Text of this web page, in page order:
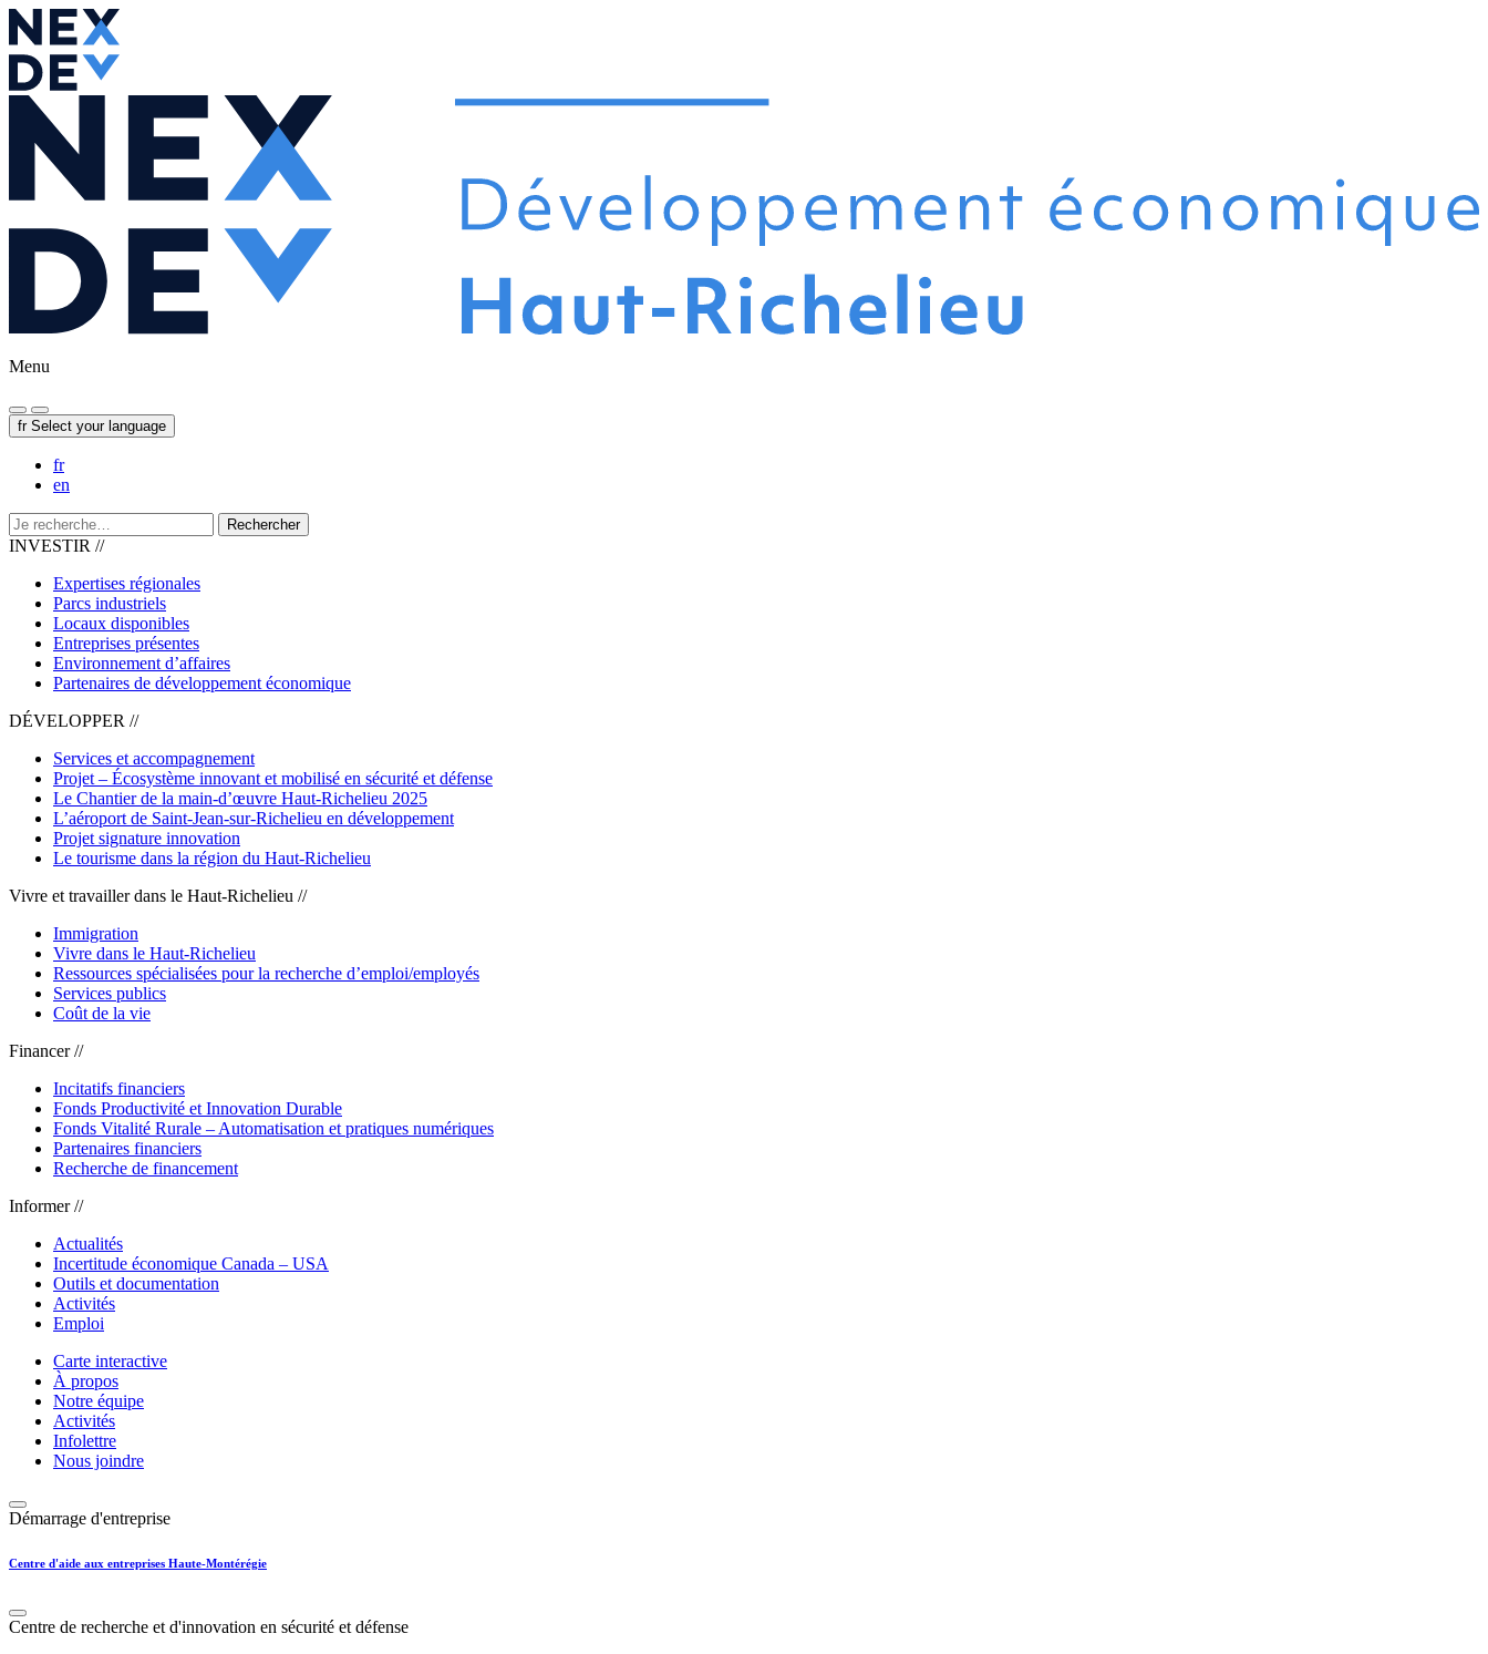
Menu
fr Select your language
fr
en
Rechercher
INVESTIR //
Expertises régionales
Parcs industriels
Locaux disponibles
Entreprises présentes
Environnement d’affaires
Partenaires de développement économique
DÉVELOPPER //
Services et accompagnement
Projet – Écosystème innovant et mobilisé en sécurité et défense
Le Chantier de la main-d’œuvre Haut-Richelieu 2025
L’aéroport de Saint-Jean-sur-Richelieu en développement
Projet signature innovation
Le tourisme dans la région du Haut-Richelieu
Vivre et travailler dans le Haut-Richelieu //
Immigration
Vivre dans le Haut-Richelieu
Ressources spécialisées pour la recherche d’emploi/employés
Services publics
Coût de la vie
Financer //
Incitatifs financiers
Fonds Productivité et Innovation Durable
Fonds Vitalité Rurale – Automatisation et pratiques numériques
Partenaires financiers
Recherche de financement
Informer //
Actualités
Incertitude économique Canada – USA
Outils et documentation
Activités
Emploi
Carte interactive
À propos
Notre équipe
Activités
Infolettre
Nous joindre
Démarrage d'entreprise
Centre d'aide aux entreprises Haute-Montérégie
Centre de recherche et d'innovation en sécurité et défense